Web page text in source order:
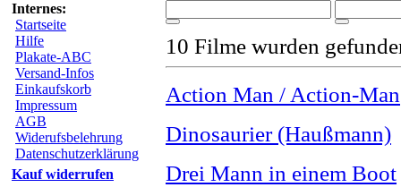
Internes:
Startseite
Hilfe
Plakate-ABC
Versand-Infos
Einkaufskorb
Impressum
AGB
Widerufsbelehrung
Datenschutzerklärung
Kauf widerrufen
10 Filme wurden
Action Man / Action-Man
Dinosaurier (Haußmann)
Drei Mann in einem Boot